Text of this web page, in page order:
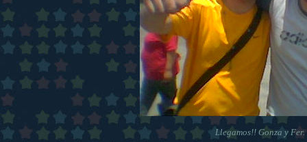
Llegamos!! Gonza y Fer.